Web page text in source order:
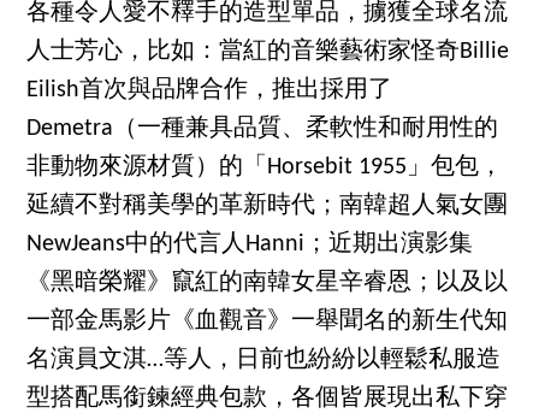
各種令人愛不釋手的造型單品，擄獲全球名流
人士芳心，比如：當紅的音樂藝術家怪奇Billie
Eilish首次與品牌合作，推出採用了
Demetra（一種兼具品質、柔軟性和耐用性的
非動物來源材質）的「Horsebit 1955」包包，
延續不對稱美學的革新時代；南韓超人氣女團
NewJeans中的代言人Hanni；近期出演影集
《黑暗榮耀》竄紅的南韓女星辛睿恩；以及以
一部金馬影片《血觀音》一舉聞名的新生代知
名演員文淇…等人，日前也紛紛以輕鬆私服造
型搭配馬銜鍊經典包款，各個皆展現出私下穿